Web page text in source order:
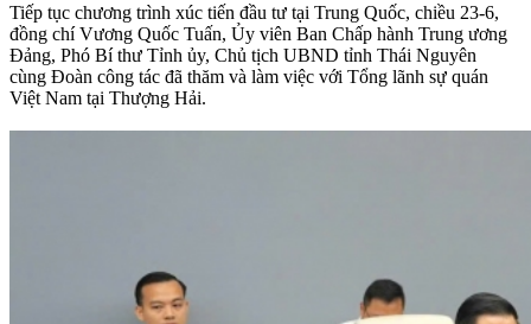
Tiếp tục chương trình xúc tiến đầu tư tại Trung Quốc, chiều 23-6,
đồng chí Vương Quốc Tuấn, Ủy viên Ban Chấp hành Trung ương
Đảng, Phó Bí thư Tỉnh ủy, Chủ tịch UBND tỉnh Thái Nguyên
cùng Đoàn công tác đã thăm và làm việc với Tổng lãnh sự quán
Việt Nam tại Thượng Hải.